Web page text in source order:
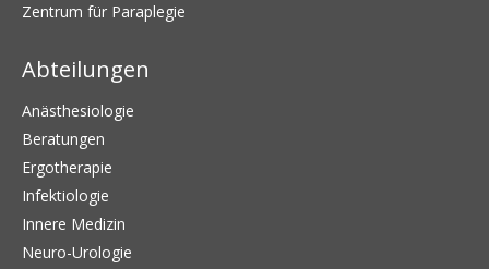
Zentrum für Paraplegie
Abteilungen
Anästhesiologie
Beratungen
Ergotherapie
Infektiologie
Innere Medizin
Neuro-Urologie